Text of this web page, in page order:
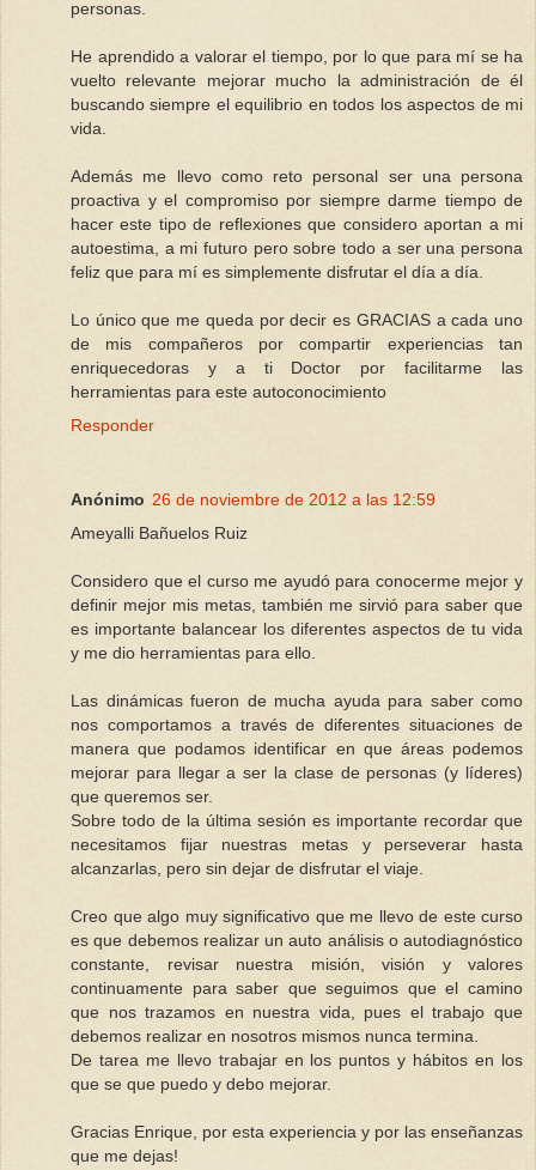
personas.
He aprendido a valorar el tiempo, por lo que para mí se ha
vuelto relevante mejorar mucho la administración de él
buscando siempre el equilibrio en todos los aspectos de mi
vida.
Además me llevo como reto personal ser una persona
proactiva y el compromiso por siempre darme tiempo de
hacer este tipo de reflexiones que considero aportan a mi
autoestima, a mi futuro pero sobre todo a ser una persona
feliz que para mí es simplemente disfrutar el día a día.
Lo único que me queda por decir es GRACIAS a cada uno
de mis compañeros por compartir experiencias tan
enriquecedoras y a ti Doctor por facilitarme las
herramientas para este autoconocimiento
Responder
Anónimo 26 de noviembre de 2012 a las 12:59
Ameyalli Bañuelos Ruiz
Considero que el curso me ayudó para conocerme mejor y
definir mejor mis metas, también me sirvió para saber que
es importante balancear los diferentes aspectos de tu vida
y me dio herramientas para ello.
Las dinámicas fueron de mucha ayuda para saber como
nos comportamos a través de diferentes situaciones de
manera que podamos identificar en que áreas podemos
mejorar para llegar a ser la clase de personas (y líderes)
que queremos ser.
Sobre todo de la última sesión es importante recordar que
necesitamos fijar nuestras metas y perseverar hasta
alcanzarlas, pero sin dejar de disfrutar el viaje.
Creo que algo muy significativo que me llevo de este curso
es que debemos realizar un auto análisis o autodiagnóstico
constante, revisar nuestra misión, visión y valores
continuamente para saber que seguimos que el camino
que nos trazamos en nuestra vida, pues el trabajo que
debemos realizar en nosotros mismos nunca termina.
De tarea me llevo trabajar en los puntos y hábitos en los
que se que puedo y debo mejorar.
Gracias Enrique, por esta experiencia y por las enseñanzas
que me dejas!